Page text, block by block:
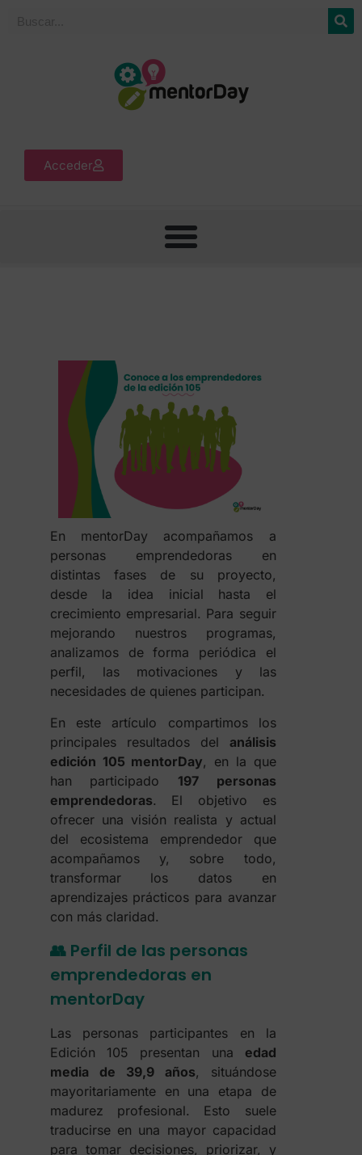
Acceder
En mentorDay acompañamos a
personas emprendedoras en
distintas fases de su proyecto,
desde la idea inicial hasta el
crecimiento empresarial. Para seguir
mejorando nuestros programas,
analizamos de forma periódica el
perfil, las motivaciones y las
necesidades de quienes participan.
En este artículo compartimos los
principales resultados del análisis
edición 105 mentorDay, en la que
han participado 197 personas
emprendedoras. El objetivo es
ofrecer una visión realista y actual
del ecosistema emprendedor que
acompañamos y, sobre todo,
transformar los datos en
aprendizajes prácticos para avanzar
con más claridad.
👥 Perfil de las personas
emprendedoras en
mentorDay
Las personas participantes en la
Edición 105 presentan una edad
media de 39,9 años, situándose
mayoritariamente en una etapa de
madurez profesional. Esto suele
traducirse en una mayor capacidad
para tomar decisiones, priorizar, y